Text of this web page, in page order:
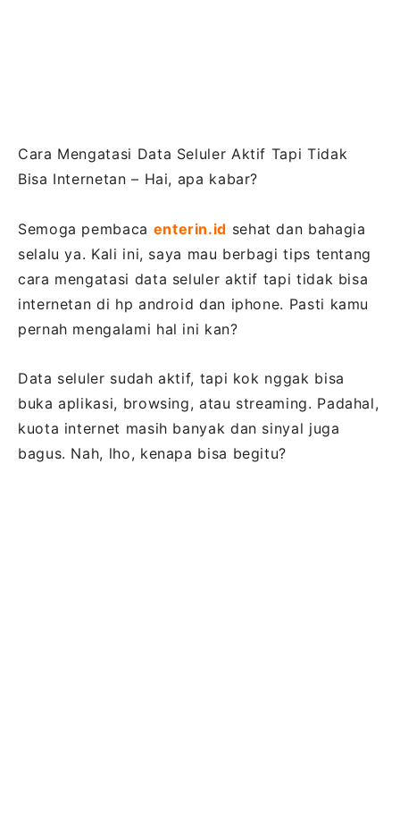
Cara Mengatasi Data Seluler Aktif Tapi Tidak
Bisa Internetan – Hai, apa kabar?
Semoga pembaca enterin.id sehat dan bahagia
selalu ya. Kali ini, saya mau berbagi tips tentang
cara mengatasi data seluler aktif tapi tidak bisa
internetan di hp android dan iphone. Pasti kamu
pernah mengalami hal ini kan?
Data seluler sudah aktif, tapi kok nggak bisa
buka aplikasi, browsing, atau streaming. Padahal,
kuota internet masih banyak dan sinyal juga
bagus. Nah, lho, kenapa bisa begitu?